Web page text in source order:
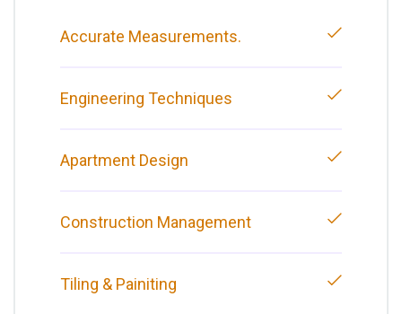
Accurate Measurements.
Engineering Techniques
Apartment Design
Construction Management
Tiling & Painiting